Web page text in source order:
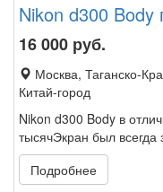
Nikon d300 Body
16 000 руб.
Москва, Таганско-
Китай-город
Nikon d300 Body в
тысячЭкран был
Подробнее